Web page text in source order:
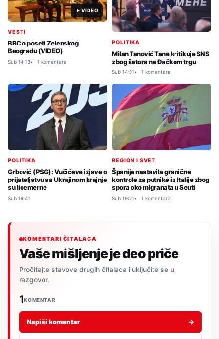
VIDEO
VESTI
BBC o poseti Zelenskog
Beogradu (VIDEO)
Sub 14:13 1 komentara
POLITIKA
Milan Tanović Tane kritikuje SNS
zbog šatora na Đačkom trgu
Sub 14:01 1 komentara
POLITIKA
Grbović (PSG): Vučićeve izjave o
prijateljstvu sa Ukrajinom krajnje
su licemerne
Sub 19:41
REGION I SVET
Španija nastavila granične
kontrole za putnike iz Italije zbog
spora oko migranata u Seuti
Sub 19:21 1 komentara
KOMENTARI ČITALACA
Vaše mišljenje je deo priče
Pročitajte stavove drugih čitalaca i uključite se u
razgovor.
1KOMENTAR
Napiši komentar →